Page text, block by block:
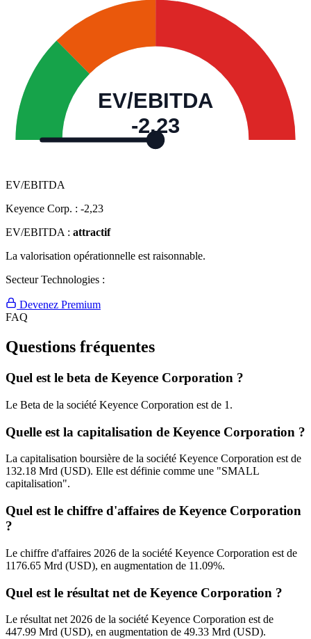
EV/EBITDA
-2,23
EV/EBITDA
Keyence Corp. : -2,23
EV/EBITDA : attractif
La valorisation opérationnelle est raisonnable.
Secteur Technologies :
Devenez Premium
FAQ
Questions fréquentes
Quel est le beta de Keyence Corporation ?
Le Beta de la société Keyence Corporation est de 1.
Quelle est la capitalisation de Keyence Corporation ?
La capitalisation boursière de la société Keyence Corporation est de
132.18 Mrd (USD). Elle est définie comme une "SMALL
capitalisation".
Quel est le chiffre d'affaires de Keyence Corporation
?
Le chiffre d'affaires 2026 de la société Keyence Corporation est de
1176.65 Mrd (USD), en augmentation de 11.09%.
Quel est le résultat net de Keyence Corporation ?
Le résultat net 2026 de la société Keyence Corporation est de
447.99 Mrd (USD), en augmentation de 49.33 Mrd (USD).